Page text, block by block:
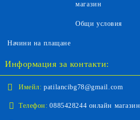
магазин
Общи условия
Начини на плащане
Информация за контакти:
Имейл: patilancibg78@gmail.com
Телефон: 0885428244 онлайн магазин